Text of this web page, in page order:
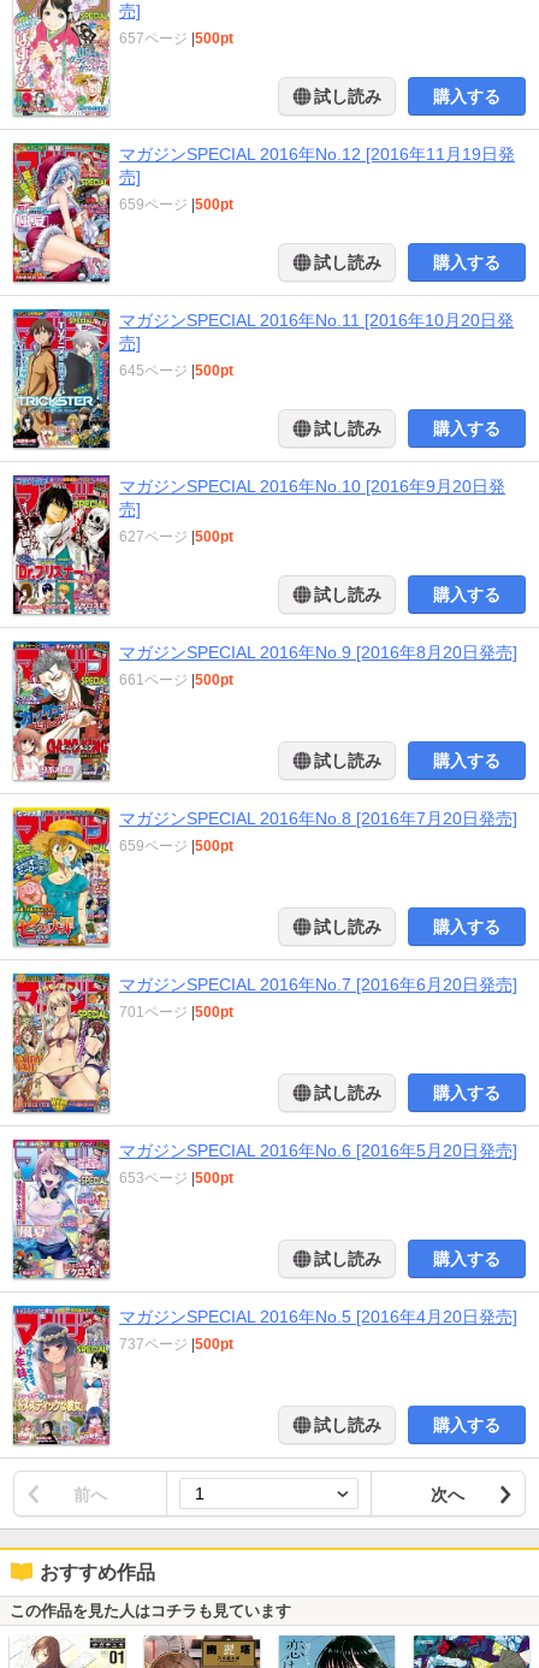
売]
657ページ 500pt
試し読み 購入する
マガジンSPECIAL 2016年No.12 [2016年11月19日発
売]
659ページ 500pt
試し読み 購入する
マガジンSPECIAL 2016年No.11 [2016年10月20日発
売]
645ページ 500pt
試し読み 購入する
マガジンSPECIAL 2016年No.10 [2016年9月20日発
売]
627ページ 500pt
試し読み 購入する
マガジンSPECIAL 2016年No.9 [2016年8月20日発売]
661ページ 500pt
試し読み 購入する
マガジンSPECIAL 2016年No.8 [2016年7月20日発売]
659ページ 500pt
試し読み 購入する
マガジンSPECIAL 2016年No.7 [2016年6月20日発売]
701ページ 500pt
試し読み 購入する
マガジンSPECIAL 2016年No.6 [2016年5月20日発売]
653ページ 500pt
試し読み 購入する
マガジンSPECIAL 2016年No.5 [2016年4月20日発売]
737ページ 500pt
試し読み 購入する
前へ 次へ
おすすめ作品
この作品を見た人はコチラも見ています